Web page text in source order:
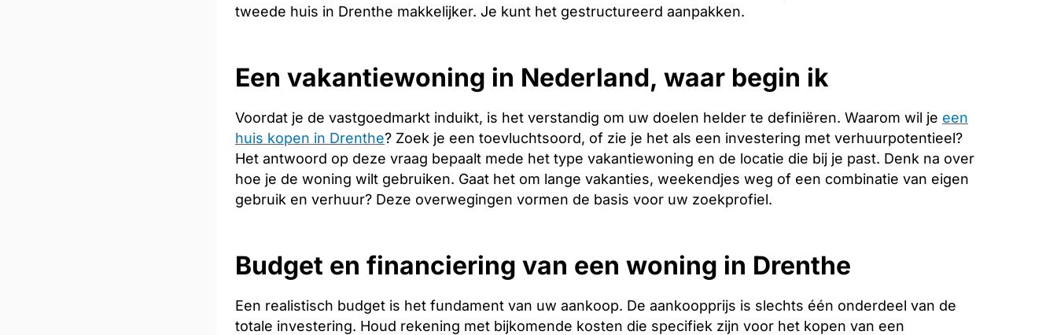
tweede huis in Drenthe makkelijker. Je kunt het gestructureerd aanpakken.
Een vakantiewoning in Nederland, waar begin ik
Voordat je de vastgoedmarkt induikt, is het verstandig om uw doelen helder te definiëren. Waarom wil je een
huis kopen in Drenthe? Zoek je een toevluchtsoord, of zie je het als een investering met verhuurpotentieel?
Het antwoord op deze vraag bepaalt mede het type vakantiewoning en de locatie die bij je past. Denk na over
hoe je de woning wilt gebruiken. Gaat het om lange vakanties, weekendjes weg of een combinatie van eigen
gebruik en verhuur? Deze overwegingen vormen de basis voor uw zoekprofiel.
Budget en financiering van een woning in Drenthe
Een realistisch budget is het fundament van uw aankoop. De aankoopprijs is slechts één onderdeel van de
totale investering. Houd rekening met bijkomende kosten die specifiek zijn voor het kopen van een